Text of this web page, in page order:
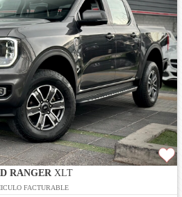
RANGERXLT
FACTURABLE